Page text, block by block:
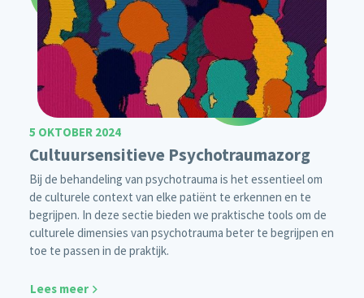
5 OKTOBER 2024
Cultuursensitieve Psychotraumazorg
Bij de behandeling van psychotrauma is het essentieel om
de culturele context van elke patiënt te erkennen en te
begrijpen. In deze sectie bieden we praktische tools om de
culturele dimensies van psychotrauma beter te begrijpen en
toe te passen in de praktijk.
Lees meer